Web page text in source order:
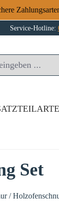
Service-Hotline:
Set
/